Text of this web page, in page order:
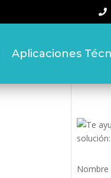
Aplicaciones
Nombre